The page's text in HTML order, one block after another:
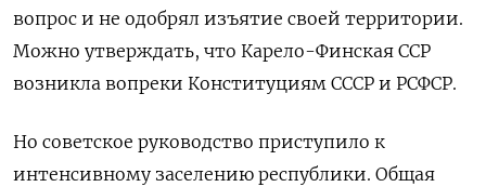
вопрос и не одобрял изъятие своей территории.
Можно утверждать, что Карело-Финская ССР
возникла вопреки Конституциям СССР и РСФСР.
Но советское руководство приступило к
интенсивному заселению республики. Общая